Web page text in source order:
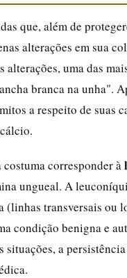
que, além de
alterações em sua
alterações, uma das
branca na unha".
a respeito de suas
corresponder à
ungueal. A
(linhas transversais
condição benigna e
a